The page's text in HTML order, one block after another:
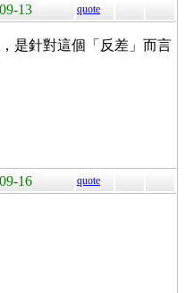
13 quote
是針對這個「反差」而言
16 quote